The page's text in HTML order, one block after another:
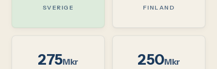
SVERIGE FINLAND
275Mkr 250Mkr